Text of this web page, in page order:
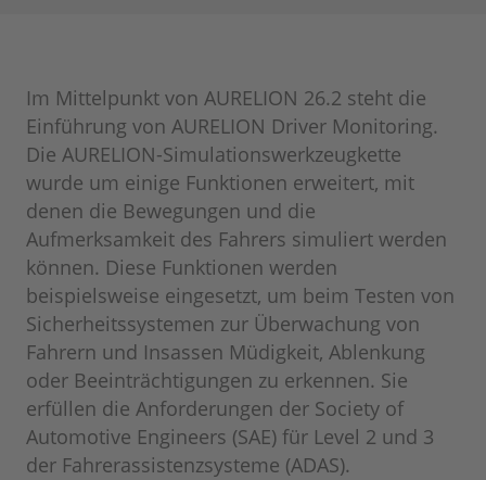
Im Mittelpunkt von AURELION 26.2 steht die
Einführung von AURELION Driver Monitoring.
Die AURELION-Simulationswerkzeugkette
wurde um einige Funktionen erweitert, mit
denen die Bewegungen und die
Aufmerksamkeit des Fahrers simuliert werden
können. Diese Funktionen werden
beispielsweise eingesetzt, um beim Testen von
Sicherheitssystemen zur Überwachung von
Fahrern und Insassen Müdigkeit, Ablenkung
oder Beeinträchtigungen zu erkennen. Sie
erfüllen die Anforderungen der Society of
Automotive Engineers (SAE) für Level 2 und 3
der Fahrerassistenzsysteme (ADAS).